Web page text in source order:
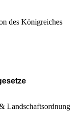
des Königreiches
Landschaftsordnung